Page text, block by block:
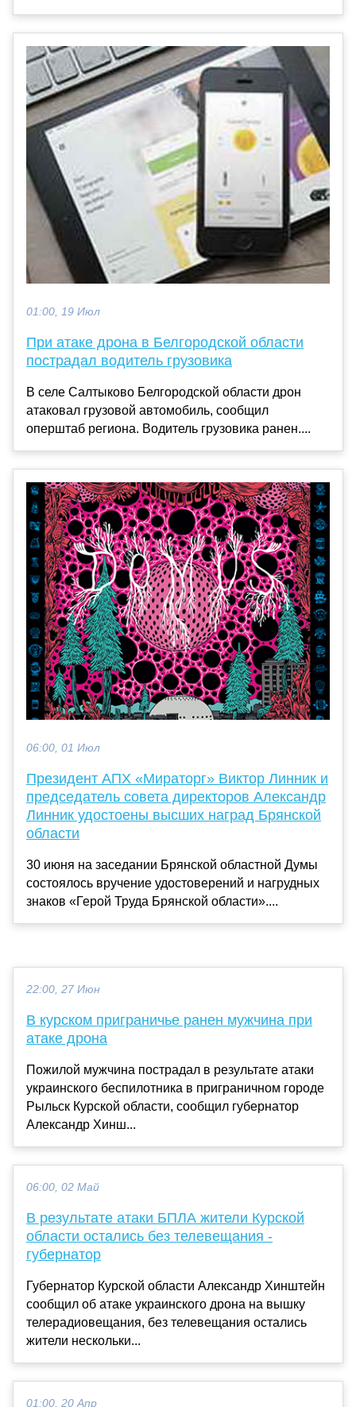
01:00, 19 Июл
При атаке дрона в Белгородской области
пострадал водитель грузовика
В селе Салтыково Белгородской области дрон
атаковал грузовой автомобиль, сообщил
оперштаб региона. Водитель грузовика ранен....
06:00, 01 Июл
Президент АПХ «Мираторг» Виктор Линник и
председатель совета директоров Александр
Линник удостоены высших наград Брянской
области
30 июня на заседании Брянской областной Думы
состоялось вручение удостоверений и нагрудных
знаков «Герой Труда Брянской области»....
22:00, 27 Июн
В курском приграничье ранен мужчина при
атаке дрона
Пожилой мужчина пострадал в результате атаки
украинского беспилотника в приграничном городе
Рыльск Курской области, сообщил губернатор
Александр Хинш...
06:00, 02 Май
В результате атаки БПЛА жители Курской
области остались без телевещания -
губернатор
Губернатор Курской области Александр Хинштейн
сообщил об атаке украинского дрона на вышку
телерадиовещания, без телевещания остались
жители нескольки...
01:00, 20 Апр